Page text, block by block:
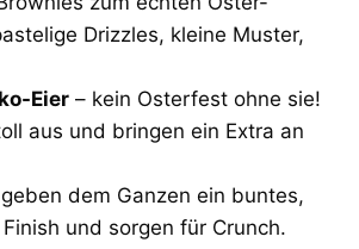
Drizzles, kleine Muster,
Eier – kein Osterfest ohne sie!
aus und bringen ein Extra an
dem Ganzen ein buntes,
und sorgen für Crunch.